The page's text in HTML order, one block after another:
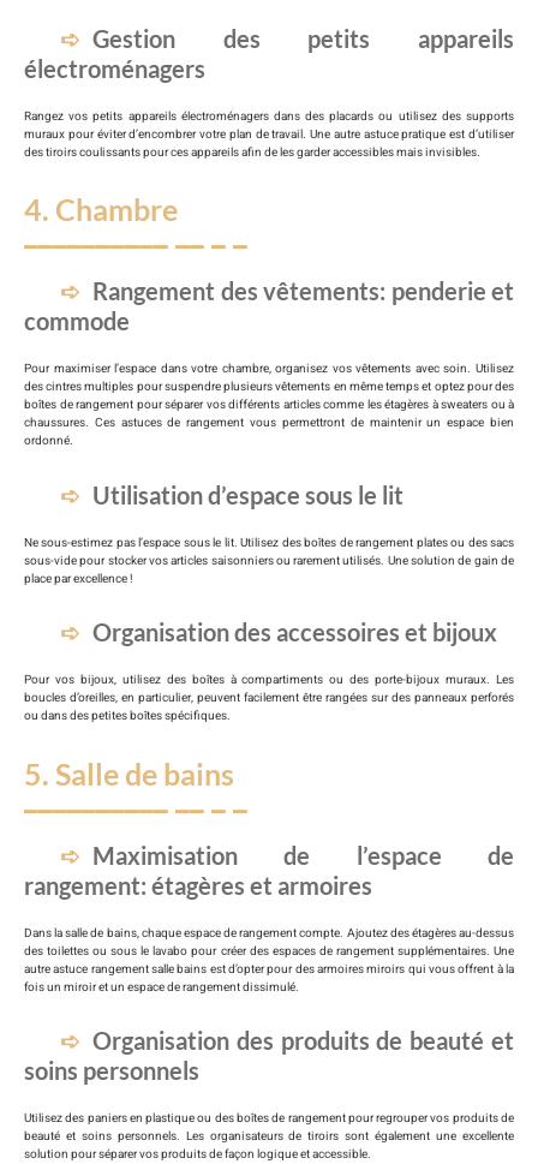
Gestion des petits appareils
électroménagers
Rangez vos petits appareils électroménagers dans des placards ou utilisez des supports
muraux pour éviter d’encombrer votre plan de travail. Une autre astuce pratique est d’utiliser
des tiroirs coulissants pour ces appareils afin de les garder accessibles mais invisibles.
4. Chambre
Rangement des vêtements: penderie et
commode
Pour maximiser l’espace dans votre chambre, organisez vos vêtements avec soin. Utilisez
des cintres multiples pour suspendre plusieurs vêtements en même temps et optez pour des
boîtes de rangement pour séparer vos différents articles comme les étagères à sweaters ou à
chaussures. Ces astuces de rangement vous permettront de maintenir un espace bien
ordonné.
Utilisation d’espace sous le lit
Ne sous-estimez pas l’espace sous le lit. Utilisez des boîtes de rangement plates ou des sacs
sous-vide pour stocker vos articles saisonniers ou rarement utilisés. Une solution de gain de
place par excellence !
Organisation des accessoires et bijoux
Pour vos bijoux, utilisez des boîtes à compartiments ou des porte-bijoux muraux. Les
boucles d’oreilles, en particulier, peuvent facilement être rangées sur des panneaux perforés
ou dans des petites boîtes spécifiques.
5. Salle de bains
Maximisation de l’espace de
rangement: étagères et armoires
Dans la salle de bains, chaque espace de rangement compte. Ajoutez des étagères au-dessus
des toilettes ou sous le lavabo pour créer des espaces de rangement supplémentaires. Une
autre astuce rangement salle bains est d’opter pour des armoires miroirs qui vous offrent à la
fois un miroir et un espace de rangement dissimulé.
Organisation des produits de beauté et
soins personnels
Utilisez des paniers en plastique ou des boîtes de rangement pour regrouper vos produits de
beauté et soins personnels. Les organisateurs de tiroirs sont également une excellente
solution pour séparer vos produits de façon logique et accessible.